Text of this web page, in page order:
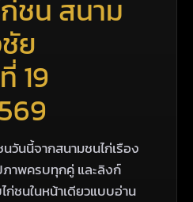
ชน สนาม
ย
19
วันนี้จากสนามชนไก่เรือง
าพครบทุกคู่ และลิงก์
ก่ชนในหน้าเดียวแบบอ่าน